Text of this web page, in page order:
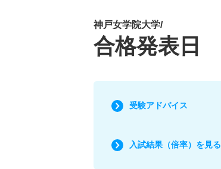
神戸女学院大学/
合格発表日
受験アドバイス
入試結果（倍率）を見る